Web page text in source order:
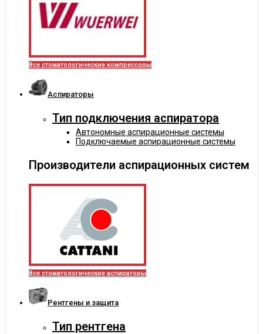
Все стоматологические компрессоры
Аспираторы
Тип подключения аспиратора
Автономные аспирационные системы
Подключаемые аспирационные системы
Производители аспирационных систем
Все стоматологические аспираторы
Рентгены и защита
Тип рентгена